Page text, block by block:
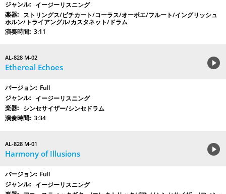
イージーリスニング
ストリングス/ピチカート/コーラス/オーボエ/フルート/イングリッシュ
ホルン/トライアングル/カスタネット/ドラム
3:11
AL-828 M-02
Ethereal Echoes
Full
イージーリスニング
シンセサイザー/シンセドラム
3:34
AL-828 M-01
Harmony of Illusions
Full
イージーリスニング